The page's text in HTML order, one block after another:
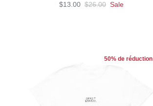
$13.00 $26.00 Sale
50% de réduction